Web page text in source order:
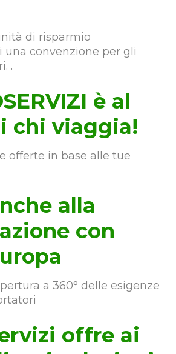
di risparmio
convenzione per gli
.
è al
chi viaggia!
e offerte in base alle tue
alla
con
a 360° delle esigenze
offre ai